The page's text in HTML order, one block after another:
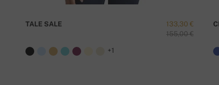
133,30 €
155,00 €
TALE SALE
+1